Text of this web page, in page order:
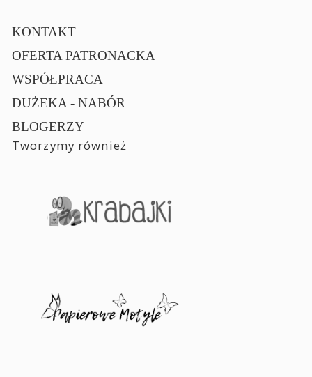
KONTAKT
OFERTA PATRONACKA
WSPÓŁPRACA
DUŻEKA - NABÓR
BLOGERZY
Tworzymy również